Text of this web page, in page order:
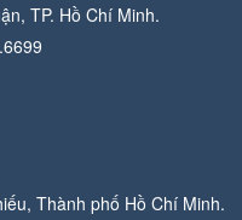
TP. Hồ Chí Minh.
Thành phố Hồ Chí Minh.